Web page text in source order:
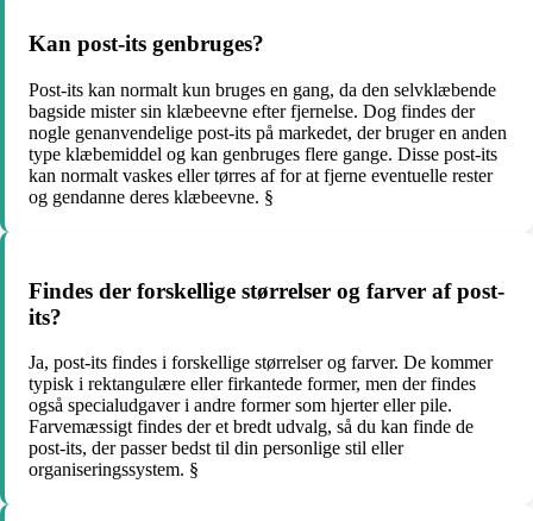
Kan post-its genbruges?
Post-its kan normalt kun bruges en gang, da den selvklæbende
bagside mister sin klæbeevne efter fjernelse. Dog findes der
nogle genanvendelige post-its på markedet, der bruger en anden
type klæbemiddel og kan genbruges flere gange. Disse post-its
kan normalt vaskes eller tørres af for at fjerne eventuelle rester
og gendanne deres klæbeevne. §
Findes der forskellige størrelser og farver af post-
its?
Ja, post-its findes i forskellige størrelser og farver. De kommer
typisk i rektangulære eller firkantede former, men der findes
også specialudgaver i andre former som hjerter eller pile.
Farvemæssigt findes der et bredt udvalg, så du kan finde de
post-its, der passer bedst til din personlige stil eller
organiseringssystem. §